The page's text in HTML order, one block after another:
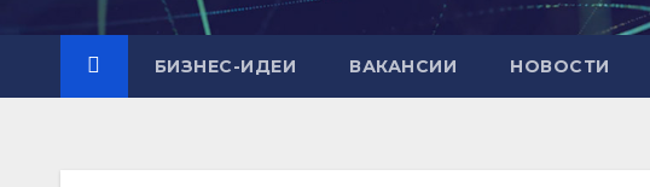
БИЗНЕС-ИДЕИ ВАКАНСИИ НОВОСТИ